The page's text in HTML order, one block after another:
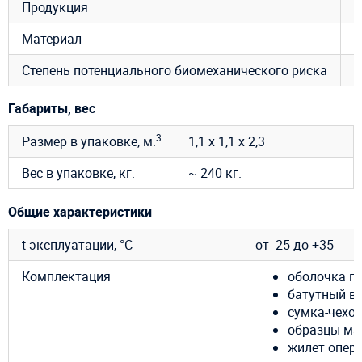
Продукция
Материал
Степень потенциального биомеханического риска
Габариты, вес
Размер в упаковке, м.3
1,1 х 1,1 х 2,3
Вес в упаковке, кг.
~ 240 кг.
Общие характеристики
t эксплуатации, °C
от -25 до +35
Комплектация
оболочка
батутный
сумка-
образцы
жилет